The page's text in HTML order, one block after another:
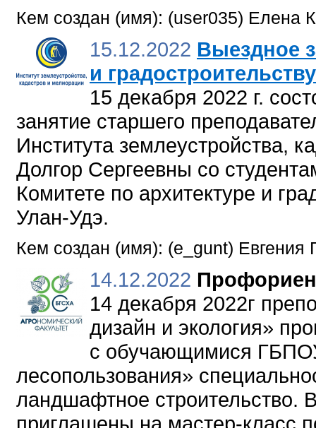
Кем создан (имя): (user035) Елена
15.12.2022 Выездное
и
15 декабря 2022 г.
занятие старшего
Института землеустройства,
Долгор Сергеевны со
Комитете по архитектуре и
Улан-Удэ.
Кем создан (имя): (e_gunt) Евгения
14.12.2022
14 декабря 2022г
дизайн и экология»
с обучающимися
лесопользования»
ландшафтное строительство.
приглашены на мастер-класс